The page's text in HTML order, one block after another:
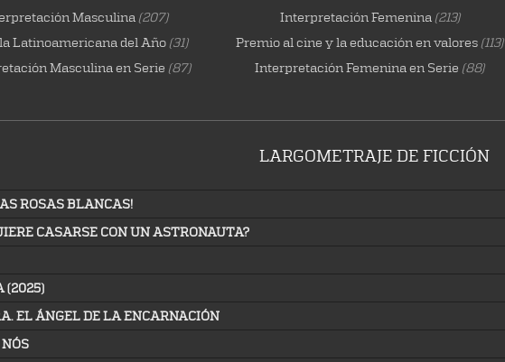
Masculina (207) Interpretación Femenina (213)
Latinoamericana del Año (31) Premio al cine y la educación en valores (113)
Masculina en Serie (87) Interpretación Femenina en Serie (88)
LARGOMETRAJE DE FICCIÓN
ROSAS BLANCAS!
CASARSE CON UN ASTRONAUTA?
(2025)
EL ÁNGEL DE LA ENCARNACIÓN